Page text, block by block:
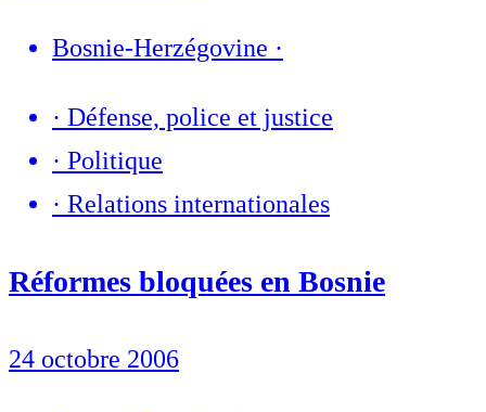
Bosnie-Herzégovine ·
· Défense, police et justice
· Politique
· Relations internationales
Réformes bloquées en Bosnie
24 octobre 2006